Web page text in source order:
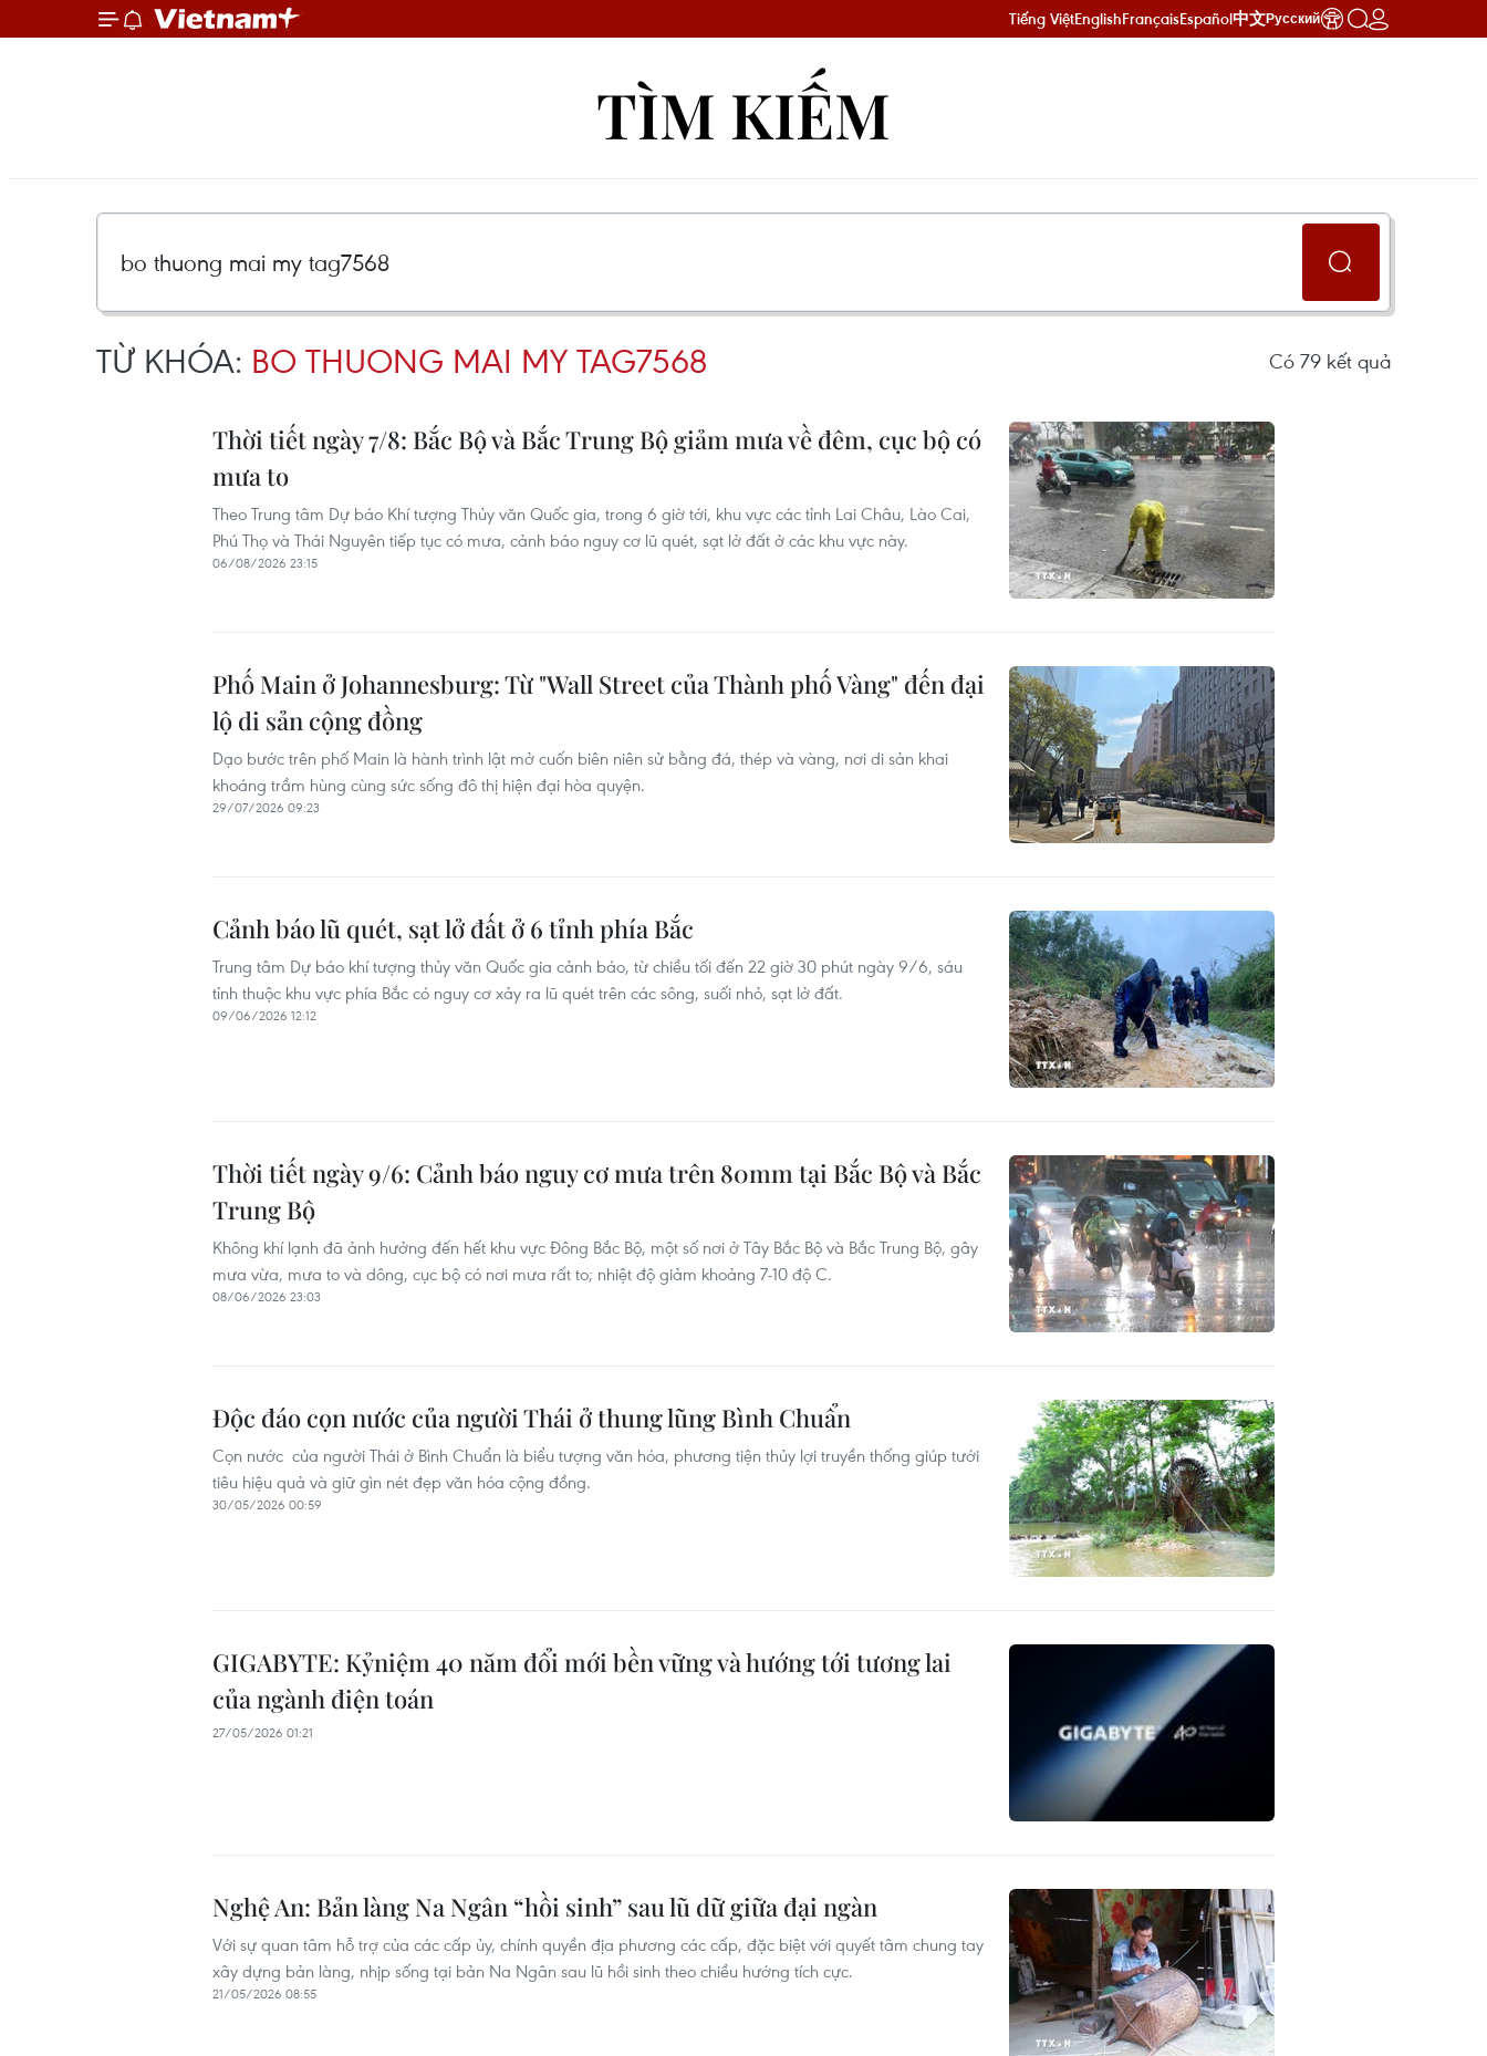
Tiếng ViệtEnglishFrançaisEspañol中文Русский
TÌM KIẾM
TỪ KHÓA: BO THUONG MAI MY TAG7568 Có 79 kết quả
Thời tiết ngày 7/8: Bắc Bộ và Bắc Trung Bộ giảm mưa về đêm, cục bộ có
mưa to
Theo Trung tâm Dự báo Khí tượng Thủy văn Quốc gia, trong 6 giờ tới, khu vực các tỉnh Lai Châu, Lào Cai,
Phú Thọ và Thái Nguyên tiếp tục có mưa, cảnh báo nguy cơ lũ quét, sạt lở đất ở các khu vực này.
06/08/2026 23:15
Phố Main ở Johannesburg: Từ "Wall Street của Thành phố Vàng" đến đại
lộ di sản cộng đồng
Dạo bước trên phố Main là hành trình lật mở cuốn biên niên sử bằng đá, thép và vàng, nơi di sản khai
khoáng trầm hùng cùng sức sống đô thị hiện đại hòa quyện.
29/07/2026 09:23
Cảnh báo lũ quét, sạt lở đất ở 6 tỉnh phía Bắc
Trung tâm Dự báo khí tượng thủy văn Quốc gia cảnh báo, từ chiều tối đến 22 giờ 30 phút ngày 9/6, sáu
tỉnh thuộc khu vực phía Bắc có nguy cơ xảy ra lũ quét trên các sông, suối nhỏ, sạt lở đất.
09/06/2026 12:12
Thời tiết ngày 9/6: Cảnh báo nguy cơ mưa trên 80mm tại Bắc Bộ và Bắc
Trung Bộ
Không khí lạnh đã ảnh hưởng đến hết khu vực Đông Bắc Bộ, một số nơi ở Tây Bắc Bộ và Bắc Trung Bộ, gây
mưa vừa, mưa to và dông, cục bộ có nơi mưa rất to; nhiệt độ giảm khoảng 7-10 độ C.
08/06/2026 23:03
Độc đáo cọn nước của người Thái ở thung lũng Bình Chuẩn
Cọn nước của người Thái ở Bình Chuẩn là biểu tượng văn hóa, phương tiện thủy lợi truyền thống giúp tưới
tiêu hiệu quả và giữ gìn nét đẹp văn hóa cộng đồng.
30/05/2026 00:59
GIGABYTE: Kỷniệm 40 năm đổi mới bền vững và hướng tới tương lai
của ngành điện toán
27/05/2026 01:21
Nghệ An: Bản làng Na Ngân “hồi sinh” sau lũ dữ giữa đại ngàn
Với sự quan tâm hỗ trợ của các cấp ủy, chính quyền địa phương các cấp, đặc biệt với quyết tâm chung tay
xây dựng bản làng, nhịp sống tại bản Na Ngân sau lũ hồi sinh theo chiều hướng tích cực.
21/05/2026 08:55